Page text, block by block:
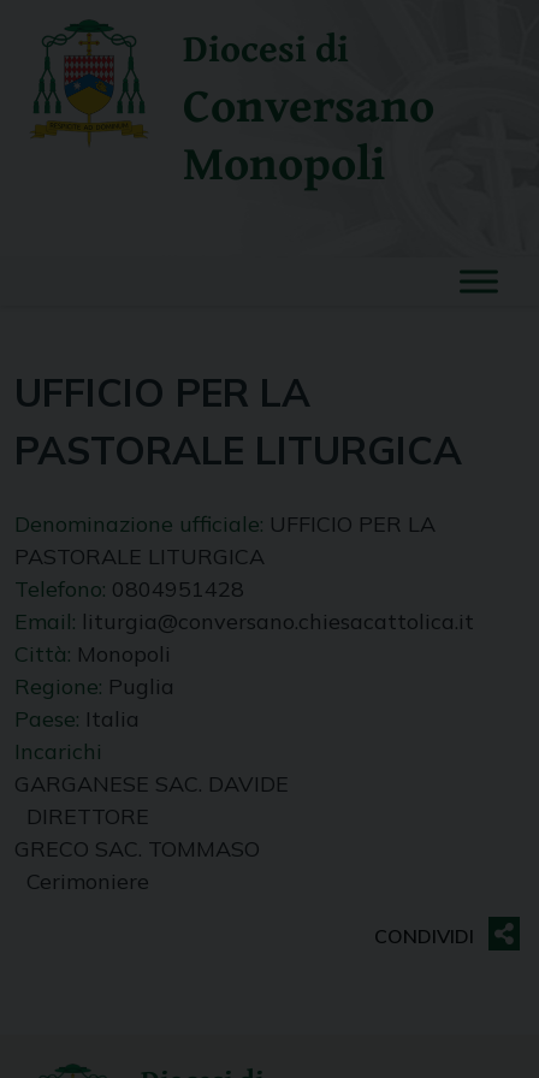
content
Diocesi di
Conversano
Monopoli
UFFICIO PER LA
PASTORALE LITURGICA
Denominazione ufficiale: UFFICIO PER LA
PASTORALE LITURGICA
Telefono: 0804951428
Email: liturgia@conversano.chiesacattolica.it
Città: Monopoli
Regione: Puglia
Paese: Italia
Incarichi
GARGANESE SAC. DAVIDE
DIRETTORE
GRECO SAC. TOMMASO
Cerimoniere